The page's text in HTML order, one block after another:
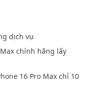
dịch vụ
chính hãng lấy
16 Pro Max chỉ 10